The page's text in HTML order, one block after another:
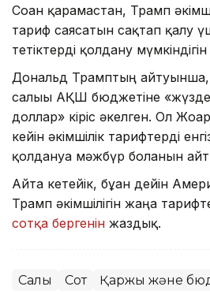
Соған қарамастан, Трамп
тариф саясатын сақтап қалу
тетіктерді қолдану
Дональд Трамптың айтуынша,
салығы АҚШ бюджетіне
доллар» кіріс әкелген. Ол
кейін әкімшілік тарифтерді
қолдануға мәжбүр болғанын
Айта кетейік, бұған дейін
Трамп әкімшілігін жаңа
сотқа бергенін жаздық.
Салық Сот Қаржы және